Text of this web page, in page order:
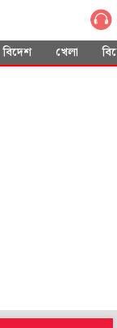
বিদেশ খেলা